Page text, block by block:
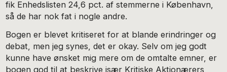
fik Enhedslisten 24,6 pct. af stemmerne i København,
så de har nok fat i nogle andre.
Bogen er blevet kritiseret for at blande erindringer og
debat, men jeg synes, det er okay. Selv om jeg godt
kunne have ønsket mig mere om de omtalte emner, er
bogen god til at beskrive især Kritiske Aktionærers